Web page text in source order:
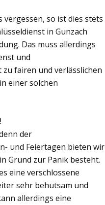
vergessen, so ist dies stets
in Gunzach
Das muss allerdings
und
fairen und verlässlichen
einer solchen
der
und Feiertagen bieten wir
Grund zur Panik besteht.
eine verschlossene
sehr behutsam und
allerdings eine